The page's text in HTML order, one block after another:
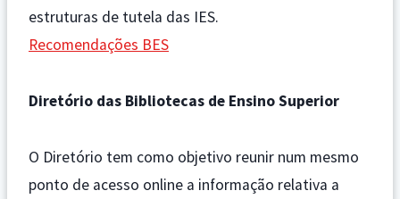
estruturas de tutela das IES.
Recomendações BES
Diretório das Bibliotecas de Ensino Superior
O Diretório tem como objetivo reunir num mesmo
ponto de acesso online a informação relativa a